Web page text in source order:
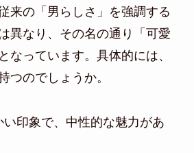
来の「男らしさ」を強調する
異なり、その名の通り「可愛
なっています。具体的には、
つのでしょうか。
い印象で、中性的な魅力があ